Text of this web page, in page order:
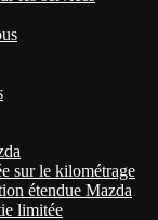
sur le kilométrage
étendue Mazda
limitée